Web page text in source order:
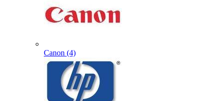
Canon (4)